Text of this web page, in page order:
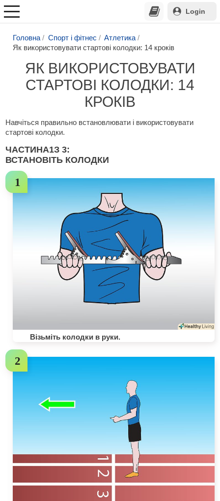
Login
Головна Спорт і фітнес
Атлетика
Як використовувати стартові колодки: 14 кроків
ЯК ВИКОРИСТОВУВАТИ
СТАРТОВІ КОЛОДКИ: 14
КРОКІВ
Навчіться правильно встановлювати і використовувати
стартові колодки.
ЧАСТИНА1З 3:
ВСТАНОВІТЬ КОЛОДКИ
Візьміть колодки в руки.